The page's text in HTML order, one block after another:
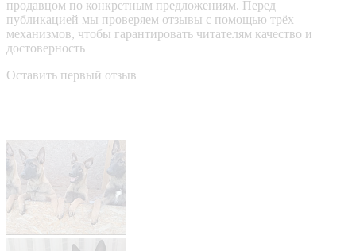
продавцом по конкретным предложениям. Перед
публикацией мы проверяем отзывы с помощью трёх
механизмов, чтобы гарантировать читателям качество и
достоверность
Оставить первый отзыв